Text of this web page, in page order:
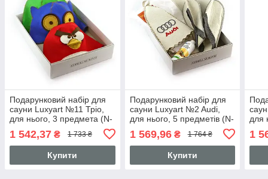
Подарунковий набір для
сауни Luxyart №11 Тріо,
для нього, 3 предмета (N-
1 542,37 ₴ 1 733 ₴
Купити
Подарунковий набір для
сауни Luxyart №2 Audi,
для нього, 5 предметів (N-
1 569,96₴ 1 764 ₴
Купити
для
1